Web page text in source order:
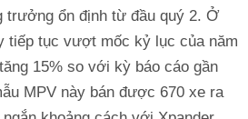
trưởng ổn định từ đầu quý 2. Ở
tiếp tục vượt mốc kỷ lục của năm
15% so với kỳ báo cáo gần
MPV này bán được 670 xe ra